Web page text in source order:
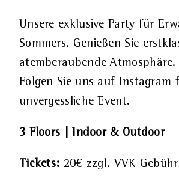
Unsere exklusive Party für
Sommers. Genießen Sie
atemberaubende
Folgen Sie uns auf Instagram
unvergessliche Event.
3 Floors | Indoor & Outdoor
Tickets: 20€ zzgl. VVK